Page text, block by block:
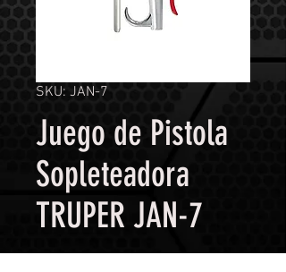
SKU: JAN-7
Juego de Pistola
Sopleteadora
TRUPER JAN-7